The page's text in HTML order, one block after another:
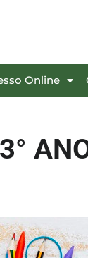
Online